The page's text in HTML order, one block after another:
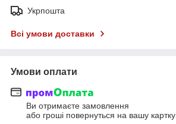
Укрпошта
Всі умови доставки
Умови оплати
Ви отримаєте замовлення
або гроші повернуться на вашу картку